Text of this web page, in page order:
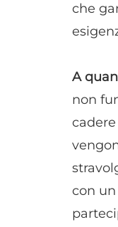
che
A
non
con